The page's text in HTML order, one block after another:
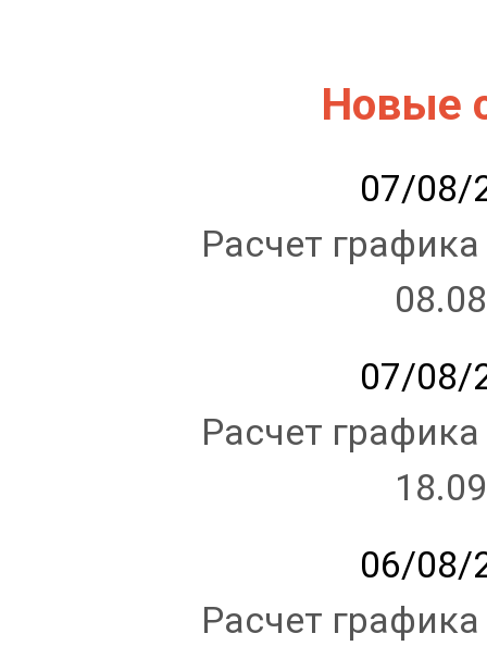
Новые
07/08/
Расчет
07/08/
Расчет
06/08/
Расчет